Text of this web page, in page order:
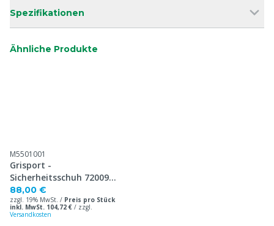
Spezifikationen
Ähnliche Produkte
M5501001
Grisport -
Sicherheitsschuh 72009
S1P
88,00 €
zzgl. 19% MwSt. / Preis pro Stück
inkl. MwSt. 104,72 € / zzgl.
Versandkosten